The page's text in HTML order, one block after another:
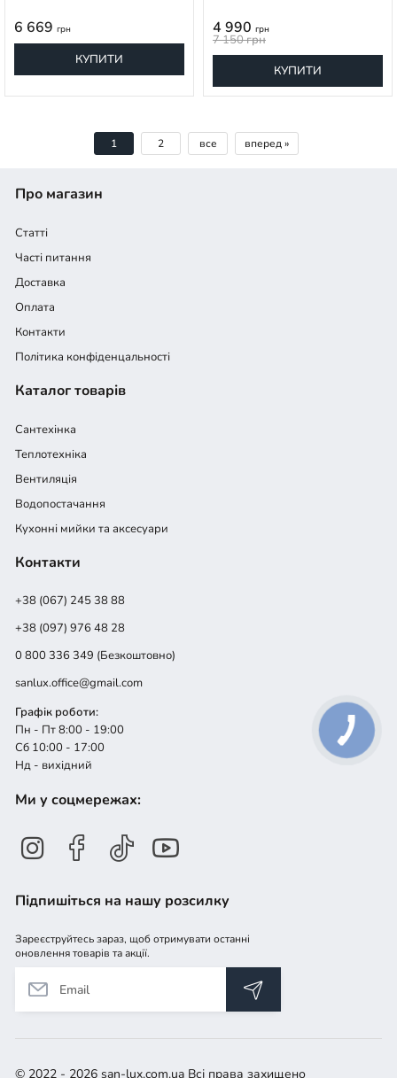
6 669 грн
КУПИТИ
4 990 грн
7 150грн
КУПИТИ
1 2 все вперед »
Про магазин
Статті
Часті питання
Доставка
Оплата
Контакти
Політика конфіденцальності
Каталог товарів
Сантехінка
Теплотехніка
Вентиляція
Водопостачання
Кухонні мийки та аксесуари
Контакти
+38 (067) 245 38 88
+38 (097) 976 48 28
0 800 336 349 (Безкоштовно)
sanlux.office@gmail.com
Графік роботи:
Пн - Пт 8:00 - 19:00
Сб 10:00 - 17:00
Нд - вихідний
Ми у соцмережах:
Підпишіться на нашу розсилку
Зареєструйтесь зараз, щоб отримувати останні
оновлення товарів та акції.
© 2022 - 2026 san-lux.com.ua Всі права захищено